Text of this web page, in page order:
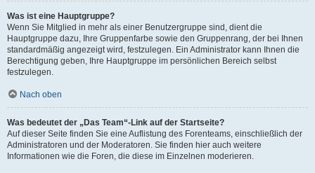
Was ist eine Hauptgruppe?
Wenn Sie Mitglied in mehr als einer Benutzergruppe sind, dient die
Hauptgruppe dazu, Ihre Gruppenfarbe sowie den Gruppenrang, der bei Ihnen
standardmäßig angezeigt wird, festzulegen. Ein Administrator kann Ihnen die
Berechtigung geben, Ihre Hauptgruppe im persönlichen Bereich selbst
festzulegen.
Nach oben
Was bedeutet der „Das Team“-Link auf der Startseite?
Auf dieser Seite finden Sie eine Auflistung des Forenteams, einschließlich der
Administratoren und der Moderatoren. Sie finden hier auch weitere
Informationen wie die Foren, die diese im Einzelnen moderieren.